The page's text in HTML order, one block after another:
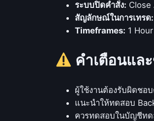
ระบบปิดคำสั่ง: Close
สัญลักษณ์ในการเทรด:
Timeframes: 1 Hour
คำเตือนแล
ผู้ใช้งานต้องรับผิดชอ
แนะนำให้ทดสอบ
ควรทดสอบในบัญชีทด